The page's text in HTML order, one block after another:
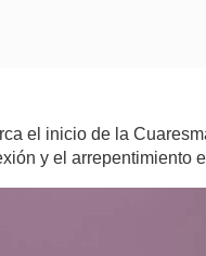
el inicio de la
y el arrepentimiento